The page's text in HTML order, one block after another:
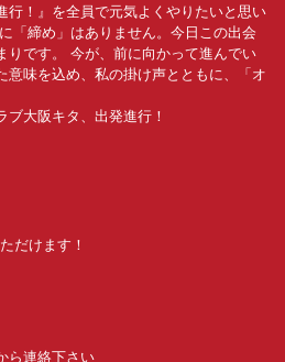
行！』を全員で元気よくやりたいと思い
「締め」はありません。今日この出会
りです。 今が、前に向かって進んでい
意味を込め、私の掛け声とともに、「オ
ブ大阪キタ、出発進行！
だけます！
ら連絡下さい